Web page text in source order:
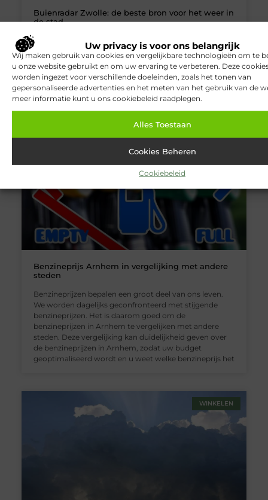
Uw privacy is voor ons belangrijk
Wij maken gebruik van cookies en vergelijkbare technologieën om te
u onze website gebruikt en om uw ervaring te verbeteren. Deze
worden ingezet voor verschillende doeleinden, zoals het tonen van
gepersonaliseerde advertenties en het meten van het gebruik van de
meer informatie kunt u ons cookiebeleid raadplegen.
Alles Toestaan
Cookies Beheren
Cookiebeleid
Buienradar Zwolle: de beste bron voor het weer in
de stad
Het weer in Zwolle kan erg veranderlijk zijn. Wil je op de
hoogte blijven van de wisselende
weersomstandigheden? Dan is buienradar Zwolle een
uitstekende bron. Buienradar biedt verschillende
waarschuwingen en informatie over het weer in Zwolle.
Op deze manier kun je je voorbereiden op
omstandigheden zoals warm weer, regen, sneeuw
Benzineprijs Arnhem in vergelijking met andere
steden
Benzineprijzen bepalen een groot deel van ons leven.
We worden dagelijks geconfronteerd met stijgende
benzineprijzen. Het is daarom goed om de
benzineprijzen in Arnhem te vergelijken met andere
steden. Deze vergelijking kan duidelijkheid geven over
de benzineprijzen in Arnhem, zodat uw budget
geoptimaliseerd wordt en u weet welke benzineprijs het
WINKELEN